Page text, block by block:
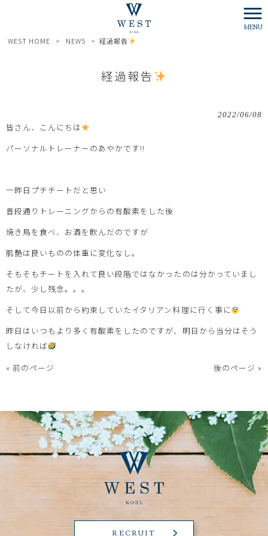
MENU
WEST HOME > NEWS > 経過報告
経過報告
2022/06/08
皆さん、こんにちは
パーソナルトレーナーのあやかです!!
一昨日プチチートだと思い
普段通りトレーニングからの有酸素をした後
焼き鳥を食べ、お酒を飲んだのですが
肌艶は良いものの体重に変化なし。
そもそもチートを入れて良い段階ではなかったのは分かっていまし
たが、少し残念。。。
そして今日以前から約束していたイタリアン料理に行く事に
昨日はいつもより多く有酸素をしたのですが、明日から当分はそう
しなければ
« 前のページ
後のページ »
RECRUIT